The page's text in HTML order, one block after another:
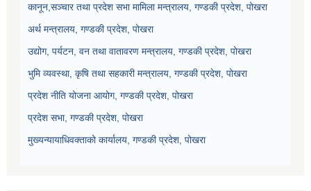
कानून,सञ्चार तथा प्रदेश सभा मामिला मन्त्रालय, गण्डकी प्रदेश, पोखरा
अर्थ मन्त्रालय, गण्डकी प्रदेश, पोखरा
उद्योग, पर्यटन, वन तथा वातावरण मन्त्रालय, गण्डकी प्रदेश, पोखरा
भुमि व्यवस्था, कृषि तथा सहकारी मन्त्रालय, गण्डकी प्रदेश, पोखरा
प्रदेश नीति योजना आयोग, गण्डकी प्रदेश, पोखरा
प्रदेश सभा, गण्डकी प्रदेश, पोखरा
मुख्यन्यायाधिवक्ताको कार्यालय, गण्डकी प्रदेश, पोखरा